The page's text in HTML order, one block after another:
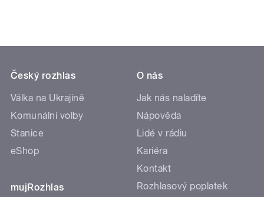
Český rozhlas
Válka na Ukrajině
Komunální volby
Stanice
eShop
mujRozhlas
O nás
Jak nás naladíte
Nápověda
Lidé v rádiu
Kariéra
Kontakt
Rozhlasový poplatek